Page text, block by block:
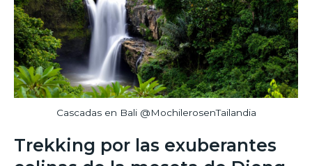
Cascadas en Bali @MochilerosenTailandia
Trekking por las exuberantes